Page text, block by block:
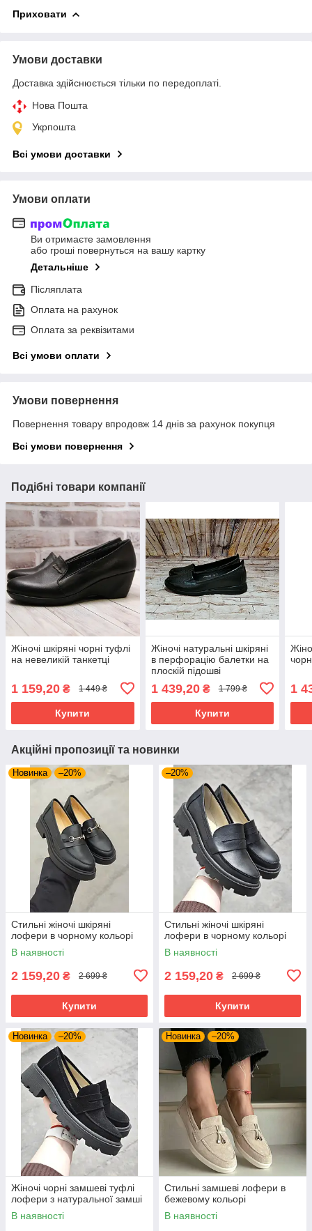
Приховати
Умови доставки
Доставка здійснюється тільки по передоплаті.
Нова Пошта
Укрпошта
Всі умови доставки
Умови оплати
Ви отримаєте замовлення
або гроші повернуться на вашу картку
Детальніше
Післяплата
Оплата на рахунок
Оплата за реквізитами
Всі умови оплати
Умови повернення
Повернення товару впродовж 14 днів за рахунок покупця
Всі умови повернення
Подібні товари компанії
Жіночі шкіряні чорні туфлі
на невеликій танкетці
1 159,20 ₴ 1 449 ₴
Купити
Жіночі натуральні шкіряні
в перфорацію балетки на
плоскій підошві
1 439,20₴ 1 799 ₴
Купити
1
Акційні пропозиції та новинки
Новинка –20%
Стильні жіночі шкіряні
лофери в чорному кольорі
В наявності
2 159,20 ₴ 2 699 ₴
Купити
–20%
Стильні жіночі шкіряні
лофери в чорному кольорі
В наявності
2 159,20 ₴ 2 699 ₴
Купити
Новинка –20%
Жіночі чорні замшеві туфлі
лофери з натуральної замші
В наявності
Новинка –20%
Стильні замшеві лофери в
бежевому кольорі
В наявності